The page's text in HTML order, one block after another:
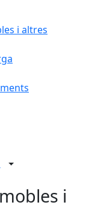
i altres
i